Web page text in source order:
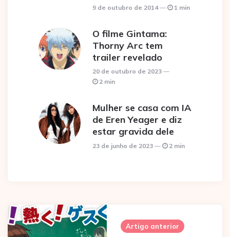
9 de outubro de 2014 1 min
O filme Gintama:
Thorny Arc tem
trailer revelado
20 de outubro de 2023
2 min
Mulher se casa com IA
de Eren Yeager e diz
estar gravida dele
23 de junho de 2023 2 min
Post
navigation
Artigo anterior